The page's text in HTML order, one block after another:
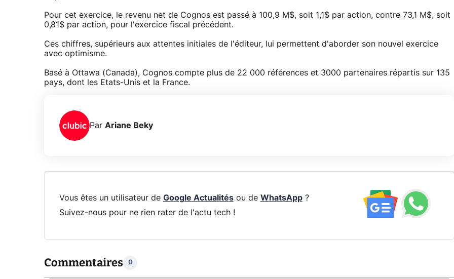
Pour cet exercice, le revenu net de Cognos est passé à 100,9 M$, soit 1,1$ par action, contre 73,1 M$, soit
0,81$ par action, pour l'exercice fiscal précédent.
Ces chiffres, supérieurs aux attentes initiales de l'éditeur, lui permettent d'aborder son nouvel exercice
avec optimisme.
Basé à Ottawa (Canada), Cognos compte plus de 22 000 références et 3000 partenaires répartis sur 135
pays, dont les Etats-Unis et la France.
Par Ariane Beky
Vous êtes un utilisateur de Google Actualitésou de WhatsApp?
Suivez-nous pour ne rien rater de l'actu tech !
Commentaires 0